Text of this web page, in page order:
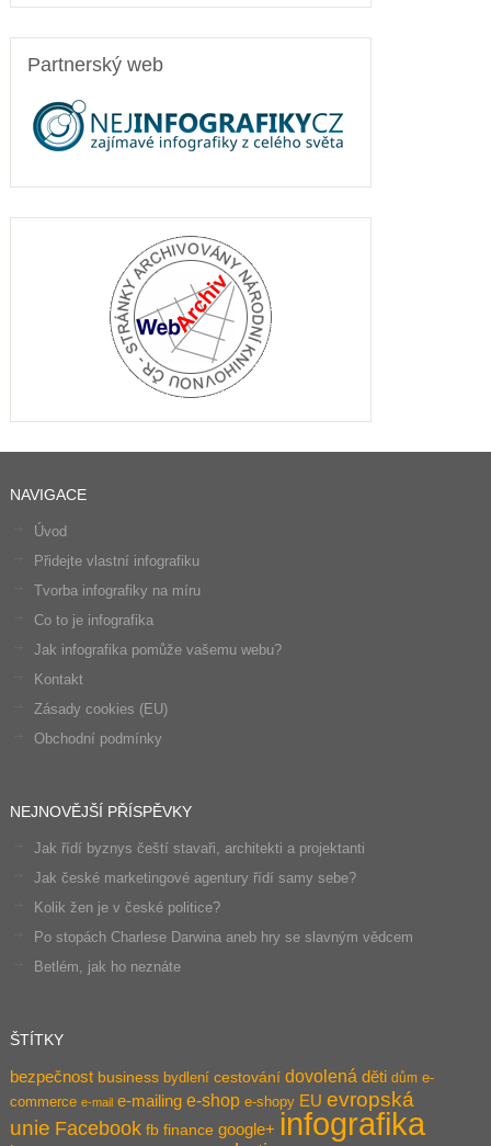
Partnerský web
NAVIGACE
Úvod
Přidejte vlastní infografiku
Tvorba infografiky na míru
Co to je infografika
Jak infografika pomůže vašemu webu?
Kontakt
Zásady cookies (EU)
Obchodní podmínky
NEJNOVĚJŠÍ PŘÍSPĚVKY
Jak řídí byznys čeští stavaři, architekti a projektanti
Jak české marketingové agentury řídí samy sebe?
Kolik žen je v české politice?
Po stopách Charlese Darwina aneb hry se slavným vědcem
Betlém, jak ho neznáte
ŠTÍTKY
bezpečnost business bydlení cestování dovolená děti dům e-
commerce e-mail e-mailing e-shop e-shopy EU evropská
unie Facebook fb finance google+ infografika